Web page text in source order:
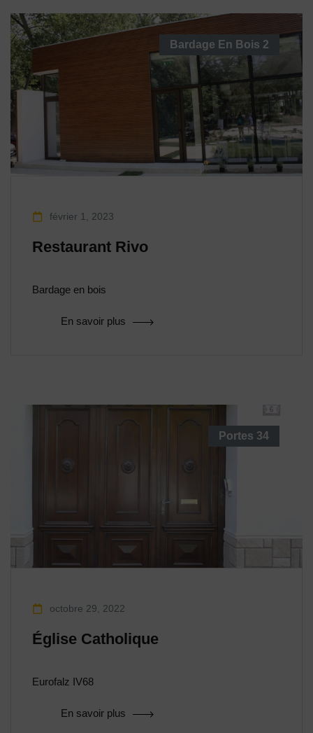
Bardage En Bois 2
février 1, 2023
Restaurant Rivo
Bardage en bois
En savoir plus
Portes 34
octobre 29, 2022
Église Catholique
Eurofalz IV68
En savoir plus